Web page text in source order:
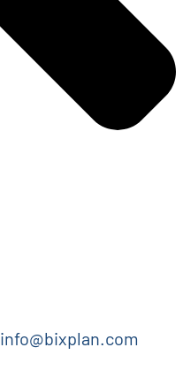
info@bixplan.com